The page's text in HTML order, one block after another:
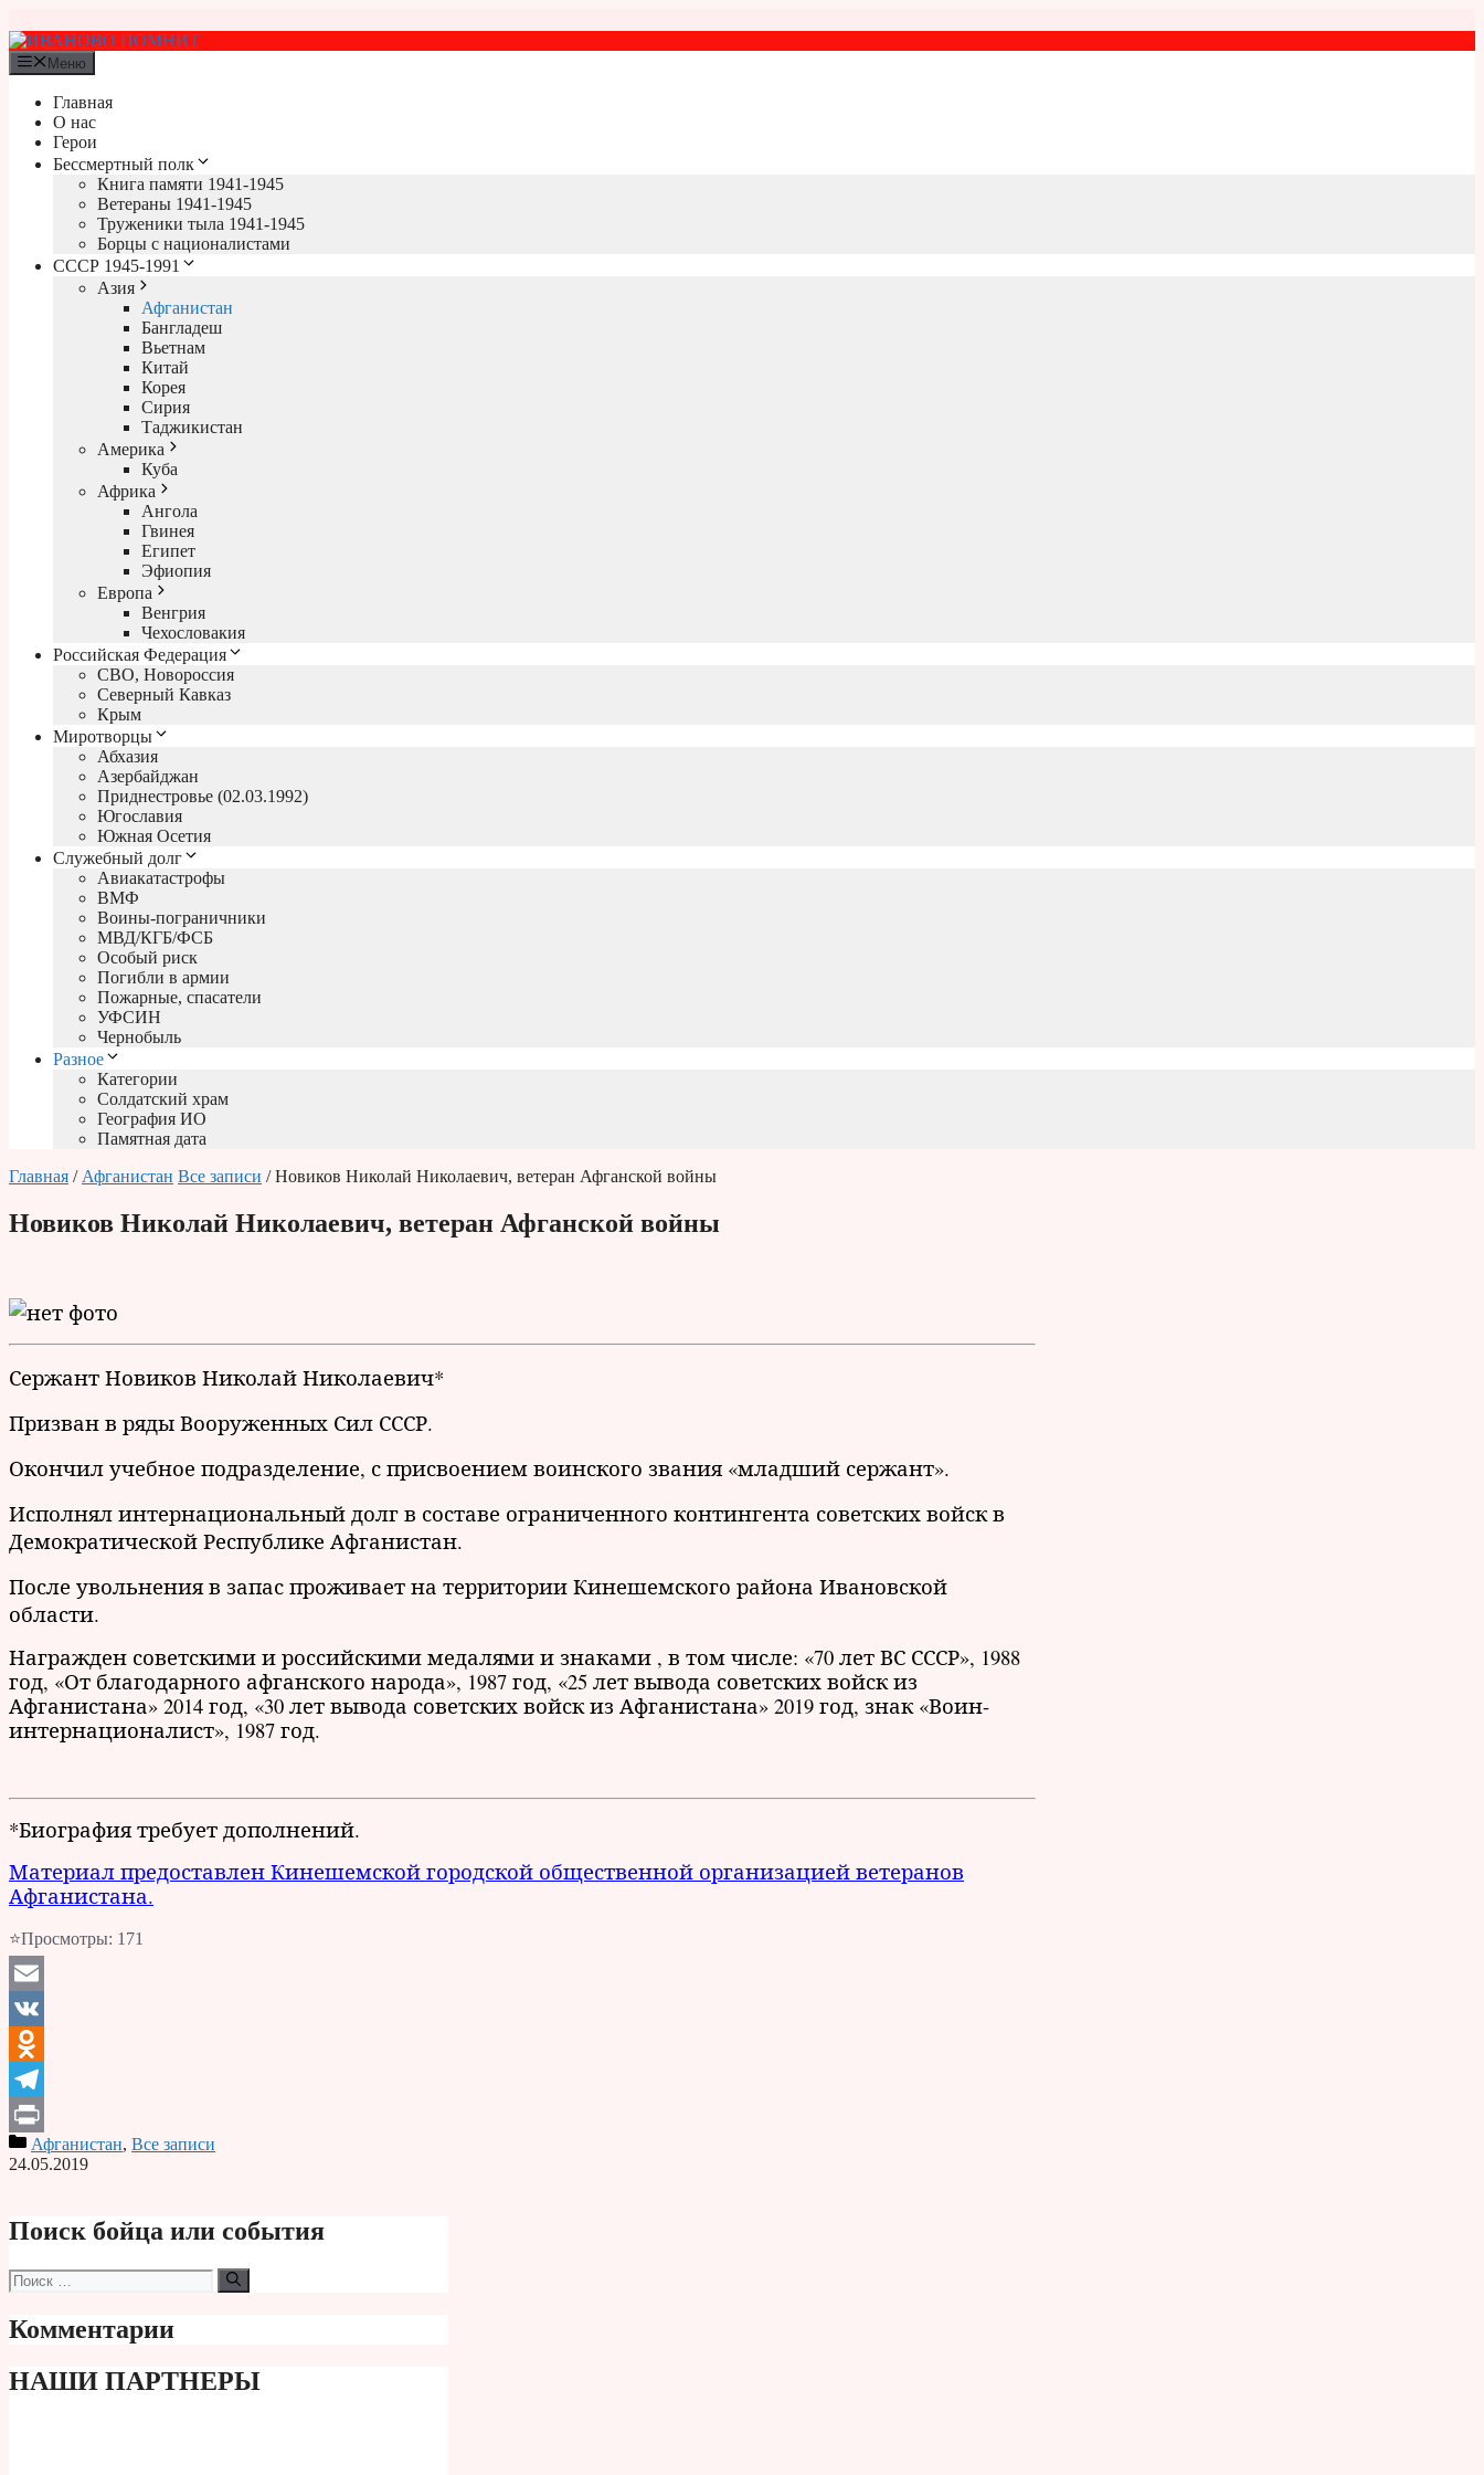
к
содержимому
Меню
Главная
О нас
Герои
Бессмертный полк
Книга памяти 1941-1945
Ветераны 1941-1945
Труженики тыла 1941-1945
Борцы с националистами
СССР 1945-1991
Азия
Афганистан
Бангладеш
Вьетнам
Китай
Корея
Сирия
Таджикистан
Америка
Куба
Африка
Ангола
Гвинея
Египет
Эфиопия
Европа
Венгрия
Чехословакия
Российская Федерация
СВО, Новороссия
Северный Кавказ
Крым
Миротворцы
Абхазия
Азербайджан
Приднестровье (02.03.1992)
Югославия
Южная Осетия
Служебный долг
Авиакатастрофы
ВМФ
Воины-пограничники
МВД/КГБ/ФСБ
Особый риск
Погибли в армии
Пожарные, спасатели
УФСИН
Чернобыль
Разное
Категории
Солдатский храм
География ИО
Памятная дата
Главная / Афганистан Все записи / Новиков Николай Николаевич, ветеран Афганской войны
Новиков Николай Николаевич, ветеран Афганской войны
Сержант Новиков Николай Николаевич*
Призван в ряды Вооруженных Сил СССР.
Окончил учебное подразделение, с присвоением воинского звания «младший сержант».
Исполнял интернациональный долг в составе ограниченного контингента советских войск в
Демократической Республике Афганистан.
После увольнения в запас проживает на территории Кинешемского района Ивановской
области.
Награжден советскими и российскими медалями и знаками , в том числе: «70 лет ВС СССР», 1988
год, «От благодарного афганского народа», 1987 год, «25 лет вывода советских войск из
Афганистана» 2014 год, «30 лет вывода советских войск из Афганистана» 2019 год, знак «Воин-
интернационалист», 1987 год.
*Биография требует дополнений.
Материал предоставлен Кинешемской городской общественной организацией ветеранов
Афганистана.
⭐Просмотры: 171
Email
VK
Odnoklassniki
Telegram
PrintАфганистан, Все записи
24.05.2019
Поиск бойца или события
Поиск:
Комментарии
НАШИ ПАРТНЕРЫ